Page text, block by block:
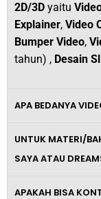
2D/3D yaitu
Explainer, Video
Bumper Video,
tahun) , Desain
APA BEDANYA
UNTUK MATERI/
SAYA ATAU
APAKAH BISA